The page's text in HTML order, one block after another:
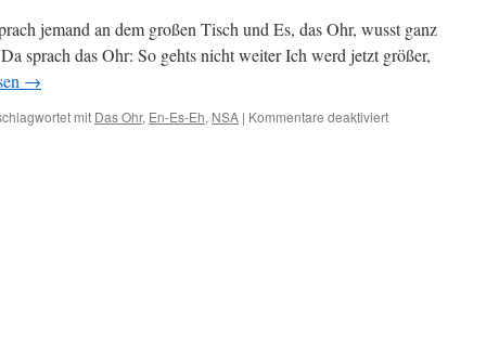
jemand an dem großen Tisch und Es, das Ohr, wusst ganz
sprach das Ohr: So gehts nicht weiter Ich werd jetzt größer,
→
mit Das Ohr, En-Es-Eh, NSA | Kommentare deaktiviertfür